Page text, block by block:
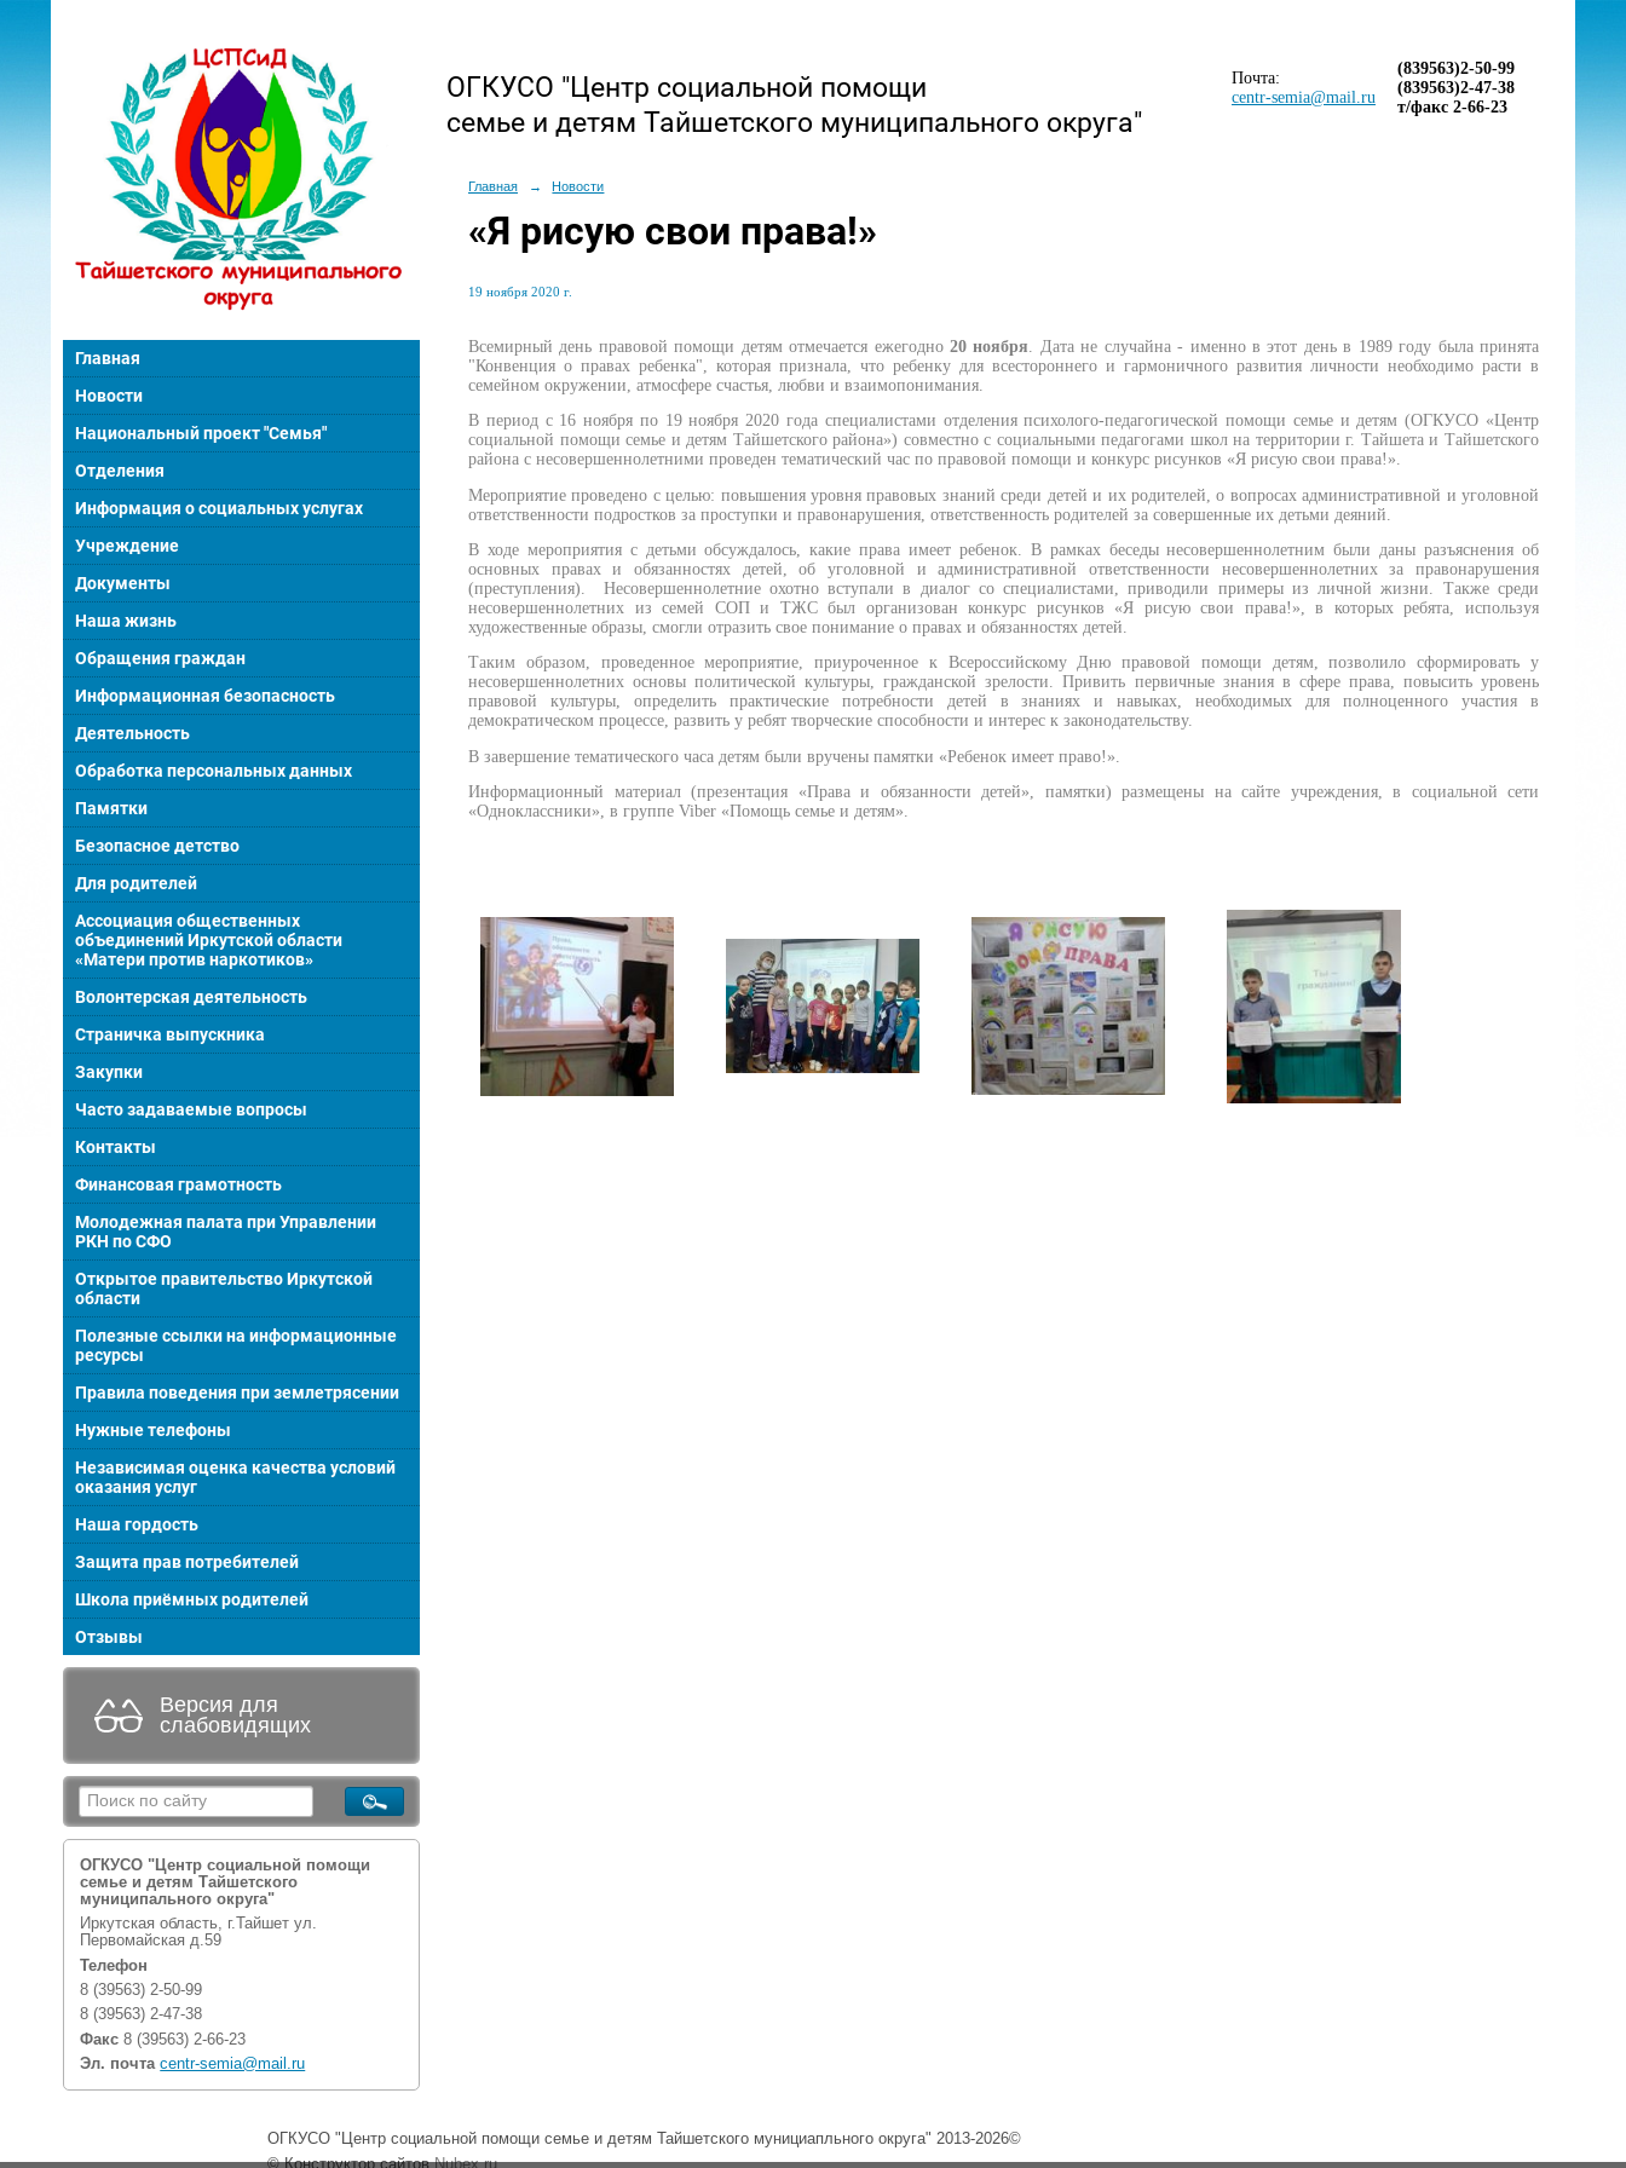
Главная
Новости
Национальный проект "Семья"
Отделения
Информация о социальных услугах
Учреждение
Документы
Наша жизнь
Обращения граждан
Информационная безопасность
Деятельность
Обработка персональных данных
Памятки
Безопасное детство
Для родителей
Ассоциация общественных
объединений Иркутской области
«Матери против наркотиков»
Волонтерская деятельность
Страничка выпускника
Закупки
Часто задаваемые вопросы
Контакты
Финансовая грамотность
Молодежная палата при Управлении
РКН по СФО
Открытое правительство Иркутской
области
Полезные ссылки на информационные
ресурсы
Правила поведения при землетрясении
Нужные телефоны
Независимая оценка качества условий
оказания услуг
Наша гордость
Защита прав потребителей
Школа приёмных родителей
Отзывы
Версия для
слабовидящих
ОГКУСО "Центр социальной помощи
семье и детям Тайшетского
муниципального округа"
Иркутская область, г.Тайшет ул.
Первомайская д.59
Телефон
8 (39563) 2-50-99
8 (39563) 2-47-38
Факс 8 (39563) 2-66-23
Эл. почта centr-semia@mail.ru
ОГКУСО "Центр социальной помощи
семье и детям Тайшетского муниципального округа"
Почта:
centr-semia@mail.ru
(839563)2-50-99
(839563)2-47-38
т/факс 2-66-23
Главная → Новости
«Я рисую свои права!»
19 ноября 2020 г.
Всемирный день правовой помощи детям отмечается ежегодно 20 ноября . Дата не случайна - именно в этот день в 1989 году была принята
"Конвенция о правах ребенка", которая признала, что ребенку для всестороннего и гармоничного развития личности необходимо расти в
семейном окружении, атмосфере счастья, любви и взаимопонимания.
В период с 16 ноября по 19 ноября 2020 года специалистами отделения психолого-педагогической помощи семье и детям (ОГКУСО «Центр
социальной помощи семье и детям Тайшетского района») совместно с социальными педагогами школ на территории г. Тайшета и Тайшетского
района с несовершеннолетними проведен тематический час по правовой помощи и конкурс рисунков «Я рисую свои права!».
Мероприятие проведено с целью: повышения уровня правовых знаний среди детей и их родителей, о вопросах административной и уголовной
ответственности подростков за проступки и правонарушения, ответственность родителей за совершенные их детьми деяний.
В ходе мероприятия с детьми обсуждалось, какие права имеет ребенок. В рамках беседы несовершеннолетним были даны разъяснения об
основных правах и обязанностях детей, об уголовной и административной ответственности несовершеннолетних за правонарушения
(преступления). Несовершеннолетние охотно вступали в диалог со специалистами, приводили примеры из личной жизни. Также среди
несовершеннолетних из семей СОП и ТЖС был организован конкурс рисунков «Я рисую свои права!», в которых ребята, используя
художественные образы, смогли отразить свое понимание о правах и обязанностях детей.
Таким образом, проведенное мероприятие, приуроченное к Всероссийскому Дню правовой помощи детям, позволило сформировать у
несовершеннолетних основы политической культуры, гражданской зрелости. Привить первичные знания в сфере права, повысить уровень
правовой культуры, определить практические потребности детей в знаниях и навыках, необходимых для полноценного участия в
демократическом процессе, развить у ребят творческие способности и интерес к законодательству.
В завершение тематического часа детям были вручены памятки «Ребенок имеет право!».
Информационный материал (презентация «Права и обязанности детей», памятки) размещены на сайте учреждения, в социальной сети
«Одноклассники», в группе Viber «Помощь семье и детям».
ОГКУСО "Центр социальной помощи семье и детям Тайшетского мунициапльного округа" 2013-2026©